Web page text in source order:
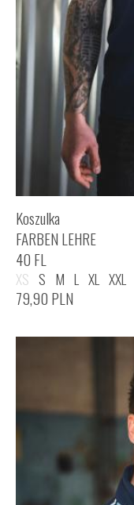
Koszulka
FARBEN LEHRE
40 FL
XS S M L XL XXL
79,90 PLN